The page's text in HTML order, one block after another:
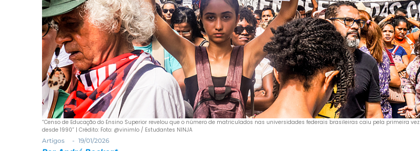
“Censo de Educação do Ensino Superior revelou que o número de matriculados nas universidades federais brasileiras caiu pela primeira vez
desde 1990” | Crédito: Foto: @vinimlo / Estudantes NINJA
Artigos
- 19/01/2026